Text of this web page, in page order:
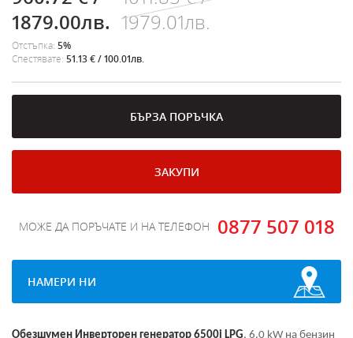
1879.00лв. 1979.01лв.
Отстъпка: 5%
Спестявате: 51.13 € / 100.01лв.
БЪРЗА ПОРЪЧКА
ЗАКУПИ
МОЖЕ ДА ПОРЪЧАТЕ И НА ТЕЛЕФОН 0877 507 018
НАМЕРИ НИ
Обезшумен Инверторен генератор 6500i LPG, 6.0 kW на бензин